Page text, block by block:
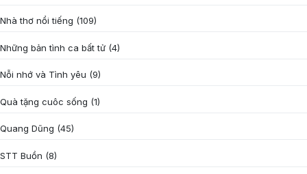
Nhà thơ nổi tiếng (109)
Những bản tình ca bất tử (4)
Nỗi nhớ và Tình yêu (9)
Quà tặng cuôc sống (1)
Quang Dũng (45)
STT Buồn (8)